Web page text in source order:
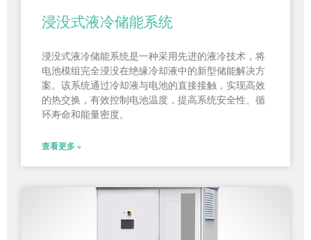
浸没式液冷储能系统
浸没式液冷储能系统是一种采用先进的液冷技术，将
电池模组完全浸没在绝缘冷却液中的新型储能解决方
案。该系统通过冷却液与电池的直接接触，实现高效
的热交换，有效控制电池温度，提高系统安全性、循
环寿命和能量密度。
查看更多 »